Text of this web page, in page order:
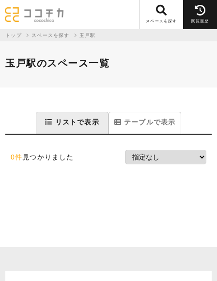
スペースを探す 閲覧履歴
トップ スペースを探す 玉戸駅
玉戸駅のスペース一覧
リストで表示 テーブルで表示
0件 見つかりました